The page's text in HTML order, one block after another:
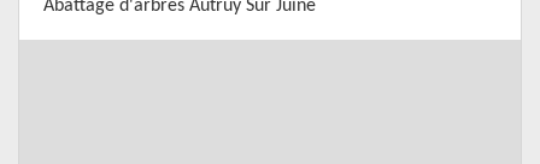
Abattage d'arbres Autruy Sur Juine